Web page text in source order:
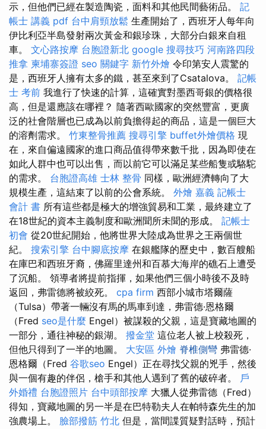
示，但他們已經在製造陶瓷，面料和其他民間藝術品。 記
帳士 講義 pdf 台中肩頸放鬆 生產開始了，西班牙人每年向
伊比利亞半島發射兩次黃金和銀珍珠，大部分白銀來自租
車。 文心路按摩 台胞證新北 google 搜尋技巧 河南路四段
推拿 柬埔寨簽證 seo 關鍵字 新竹外燴 令印第安人震驚的
是，西班牙人擁有太多的鐵，甚至來到了Csatalova。 記帳
士 考前 我進行了快速的計算，這確實對墨西哥銀的價格很
高，但是還應該在哪裡？ 隨著西歐國家的突然豐富，更廣
泛的社會階層也已成為以前負擔得起的商品，這是一個巨大
的溶劑需求。 竹東整骨推薦 搜尋引擎 buffet外燴價格 現
在，來自偏遠國家的進口商品值得帶來數千批，因為即使在
如此人群中也可以出售，而以前它可以滿足某些船隻或駱駝
的需求。 台胞證高雄 士林 整骨 同樣，歐洲經濟轉向了大
規模生產，這結束了以前的公會系統。 外燴 嘉義 記帳士
會計 書 所有這些都是極大的增強貿易和工業，最終建立了
在18世紀的資本主義制度和歐洲聞所未聞的形成。 記帳士
初會 從20世紀開始，他將世界大陸成為世界之王兩個世
紀。 搜索引擎 台中腳底按摩 在銀艦隊的歷史中，數百艘船
在庫巴和西班牙裔，佛羅里達州和百慕大海岸的礁石上遭受
了沉船。 領導者將提前指揮，如果他們三個小時後不及時
返回，弗雷德將被絞死。 cpa firm 西部小城市塔爾薩
（Tulsa）帶著一輛沒有馬的馬車到達，弗雷德·恩格爾
（Fred seo是什麼 Engel）被謀殺的父親，這是寶藏地圖的
一部分，通往神秘的銀湖。 撥金堂 這位老人被上校殺死，
但他只得到了一半的地圖。 大安區 外燴 脊椎側彎 弗雷德·
恩格爾（Fred 谷歌seo Engel）正在尋找父親的兇手，然後
與一個有趣的伴侶，槍手和其他人遇到了舊的破碎者。 戶
外婚禮 台胞證照片 台中頭部按摩 大獵人從弗雷德（Fred）
得知，寶藏地圖的另一半是在巴特勒夫人在帕特森先生的加
強農場上。 臉部撥筋 竹北 但是，當間諜質疑對話時，預計